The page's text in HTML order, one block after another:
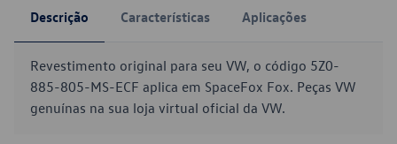
Descrição Características Aplicações
Revestimento original para seu VW, o código 5Z0-
885-805-MS-ECF aplica em SpaceFox Fox. Peças VW
genuínas na sua loja virtual oficial da VW.